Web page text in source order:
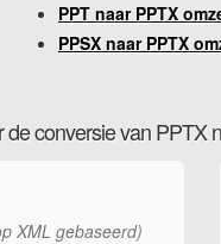
PPT naar PPTX
PPSX naar PPTX
conversie van PPTX
XML gebaseerd)